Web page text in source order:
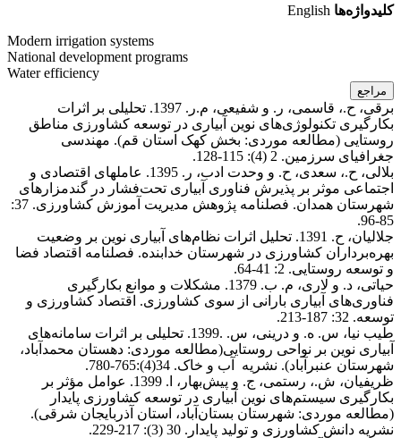
کلیدواژه‌ها English
Modern irrigation systems
National development programs
Water efficiency
مراجع
برقی، ح.، قاسمی، ر. و شفیعی، م.ر. 1397. تحلیلی بر اثرات
بکارگیری تکنولوژی‌های نوین آبیاری در توسعه کشاورزی مناطق
روستایی (مطالعه موردی: بخش کهک استان قم). مهندسی
جغرافیای سرزمین. 2 (4): 115-128
.
بلالی، ح.، سعدی، ح. و وحدت ادب، ر. 1395. عامل‏های اقتصادی و
اجتماعی موثر بر پذیرش فناوری آبیاری تحت‌فشار در گندم‏زارهای
شهرستان همدان. فصلنامه پژوهش مدیریت آموزش کشاورزی. 37:
85-96
.
جلالیان، ح. 1391. تحلیل اثرات نظام‌های آبیاری نوین بر وضعیت
بهره‌برداران کشاورزی در شهرستان خدابنده. فصلنامه اقتصاد فضا
و توسعه روستایی. 2: 41-64
.
حیاتی، د. و لاری، م. ب. 1379. مشکلات و موانع بکارگیری
فناوری‌های آبیاری بارانی از سوی کشاورزی. اقتصاد کشاورزی و
توسعه. 32: 187-213
.
طیب نیا، س. ه. و درینی، س. .1399. تحلیلی بر اثرات سامانه
های
آبیاری نوین بر نواحی روستایی(مطالعه موردی: دهستان محمدآباد،
شهرستان عنبرآباد). نشریه
آب و خاک. 34(4):765-780.
ظریفیان، ش.، رستمی، ج. و پیش‌بهار، ا. 1399. عوامل مؤثر بر
بکارگیری سیستم‌های نوین آبیاری در توسعه کشاورزی پایدار
(مطالعه موردی: شهرستان بستان‌آباد، استان آذربایجان شرقی).
نشریه دانش کشاورزی و تولید پایدار. 30 (3): 217-229
.